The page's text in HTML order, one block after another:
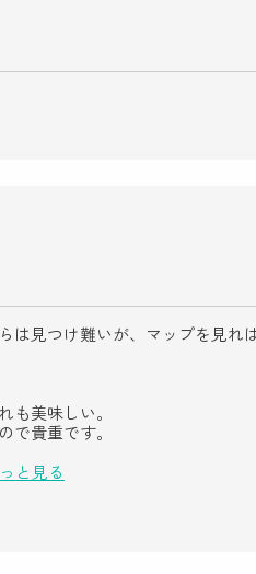
は見つけ難いが、マップを見れ
も美味しい。
で貴重です。
と見る